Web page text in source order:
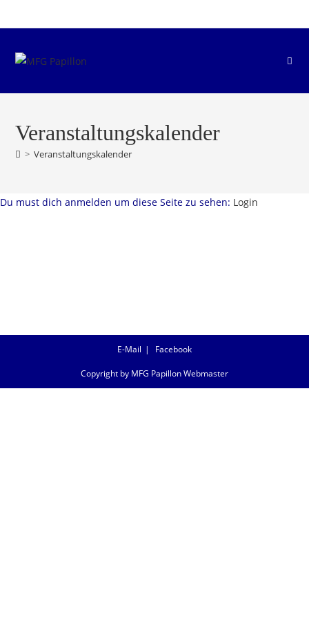
Inhalt
Veranstaltungskalender
> Veranstaltungskalender
Du must dich anmelden um diese Seite zu sehen: Login
E-Mail Facebook
Copyright by MFG Papillon Webmaster